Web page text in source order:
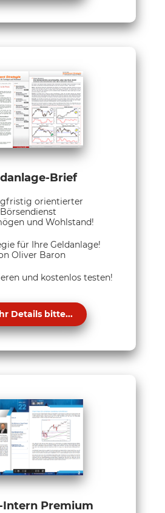
Brief
orientierter
Börsendienst
und Wohlstand!
für Ihre Geldanlage!
Oliver Baron
und kostenlos testen!
Details bitte...
Intern Premium